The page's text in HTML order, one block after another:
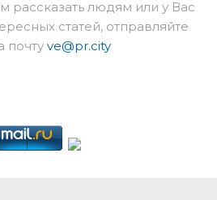
рассказать людям или у Вас
статей, отправляйте
почту ve@pr.city